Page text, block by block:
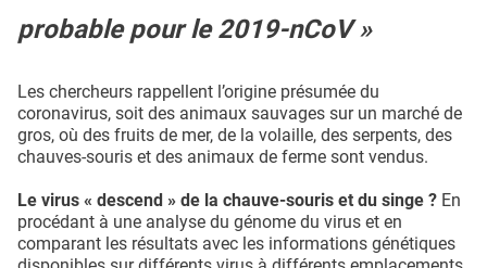
probable pour le 2019-nCoV »
Les chercheurs rappellent l’origine présumée du
coronavirus, soit des animaux sauvages sur un marché de
gros, où des fruits de mer, de la volaille, des serpents, des
chauves-souris et des animaux de ferme sont vendus.
Le virus « descend » de la chauve-souris et du singe ? En
procédant à une analyse du génome du virus et en
comparant les résultats avec les informations génétiques